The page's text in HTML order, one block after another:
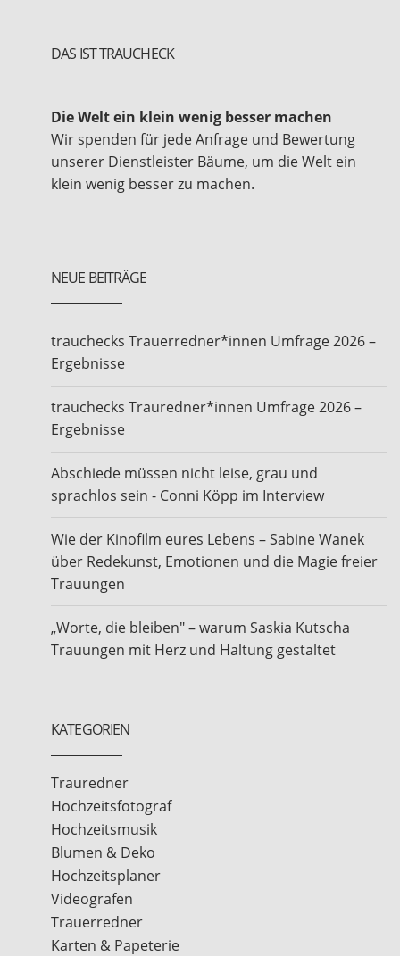
DAS IST TRAUCHECK
Die Welt ein klein wenig besser machen
Wir spenden für jede Anfrage und Bewertung
unserer Dienstleister Bäume, um die Welt ein
klein wenig besser zu machen.
NEUE BEITRÄGE
trauchecks Trauerredner*innen Umfrage 2026 –
Ergebnisse
trauchecks Trauredner*innen Umfrage 2026 –
Ergebnisse
Abschiede müssen nicht leise, grau und
sprachlos sein - Conni Köpp im Interview
Wie der Kinofilm eures Lebens – Sabine Wanek
über Redekunst, Emotionen und die Magie freier
Trauungen
„Worte, die bleiben" – warum Saskia Kutscha
Trauungen mit Herz und Haltung gestaltet
KATEGORIEN
Trauredner
Hochzeitsfotograf
Hochzeitsmusik
Blumen & Deko
Hochzeitsplaner
Videografen
Trauerredner
Karten & Papeterie